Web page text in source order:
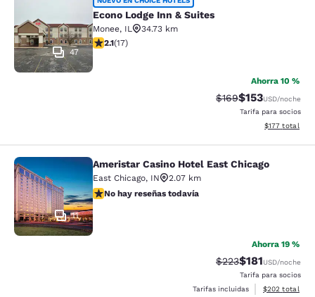
Econo Lodge Inn & Suites
47
Econo Lodge Inn & Suites
Monee, IL
34.73 km
calificación de 2.12 estrellas. Feria. 17 reseñas
2.1(17)
Ahorra 10 %
Precio tachado:
$169Precio con
$153USD/noche
Tarifa para socios
Ver detalles
$177 total
Ameristar Casino Hotel East
11
Ameristar Casino Hotel East Chicago
East Chicago, IN
2.07 km
No hay reseñas todavía
No hay reseñas todavía
Ahorra 19 %
Precio tachado:
$223Precio con
$181USD/noche
Tarifa para socios
Tarifas incluidas
Ver detalles
$202 total